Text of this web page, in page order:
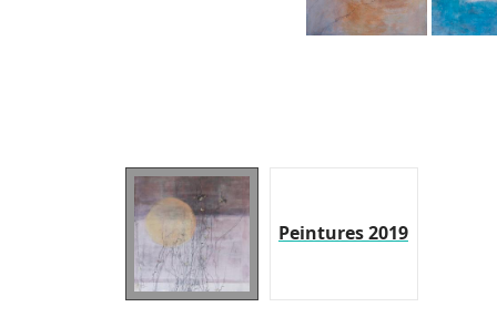
Peintures 2019